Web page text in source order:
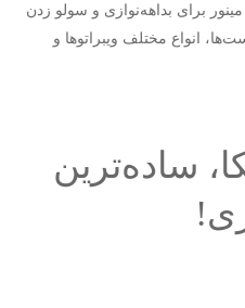
مینور برای بداهه‌نوازی و سولو زدن
انواع مختلف ویبراتوها و
ساده‌ترین